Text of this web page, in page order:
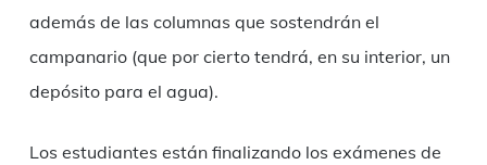
además de las columnas que sostendrán el
campanario (que por cierto tendrá, en su interior, un
depósito para el agua).
Los estudiantes están finalizando los exámenes de